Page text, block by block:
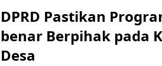
DPRD Pastikan
benar Berpihak pada
Desa